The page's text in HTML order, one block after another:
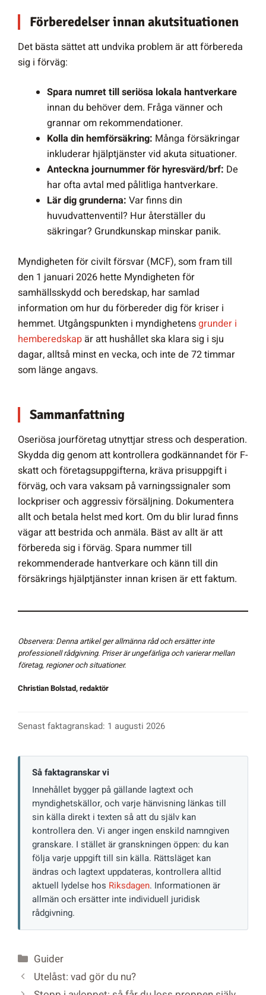
Förberedelser innan akutsituationen
Det bästa sättet att undvika problem är att förbereda
sig i förväg:
Spara numret till seriösa lokala hantverkare
innan du behöver dem. Fråga vänner och
grannar om rekommendationer.
Kolla din hemförsäkring: Många försäkringar
inkluderar hjälptjänster vid akuta situationer.
Anteckna journummer för hyresvärd/brf: De
har ofta avtal med pålitliga hantverkare.
Lär dig grunderna: Var finns din
huvudvattenventil? Hur återställer du
säkringar? Grundkunskap minskar panik.
Myndigheten för civilt försvar (MCF), som fram till
den 1 januari 2026 hette Myndigheten för
samhällsskydd och beredskap, har samlad
information om hur du förbereder dig för kriser i
hemmet. Utgångspunkten i myndighetensgrunder i
hemberedskap är att hushållet ska klara sig i sju
dagar, alltså minst en vecka, och inte de 72 timmar
som länge angavs.
Sammanfattning
Oseriösa jourföretag utnyttjar stress och desperation.
Skydda dig genom att kontrollera godkännandet för F-
skatt och företagsuppgifterna, kräva prisuppgift i
förväg, och vara vaksam på varningssignaler som
lockpriser och aggressiv försäljning. Dokumentera
allt och betala helst med kort. Om du blir lurad finns
vägar att bestrida och anmäla. Bäst av allt är att
förbereda sig i förväg. Spara nummer till
rekommenderade hantverkare och känn till din
försäkrings hjälptjänster innan krisen är ett faktum.
Observera: Denna artikel ger allmänna råd och ersätter inte
professionell rådgivning. Priser är ungefärliga och varierar mellan
företag, regioner och situationer.
Christian Bolstad, redaktör
Senast faktagranskad: 1 augusti 2026
Så faktagranskar vi
Innehållet bygger på gällande lagtext och
myndighetskällor, och varje hänvisning länkas till
sin källa direkt i texten så att du själv kan
kontrollera den. Vi anger ingen enskild namngiven
granskare. I stället är granskningen öppen: du kan
följa varje uppgift till sin källa. Rättsläget kan
ändras och lagtext uppdateras, kontrollera alltid
aktuell lydelse hos Riksdagen. Informationen är
allmän och ersätter inte individuell juridisk
rådgivning.
Kategorier
Guider
Utelåst: vad gör du nu?